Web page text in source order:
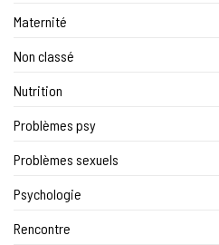
Maternité
Non classé
Nutrition
Problèmes psy
Problèmes sexuels
Psychologie
Rencontre